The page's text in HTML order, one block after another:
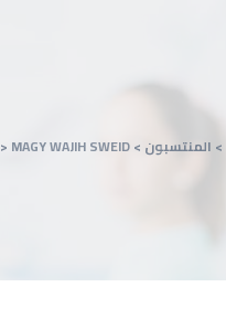
> المنتسبون >
> MAGY WAJIH SWEID